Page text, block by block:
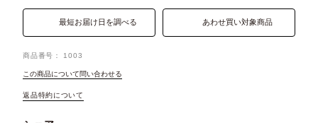
最短お届け日を調べる あわせ買い対象商品
商品番号 1003
この商品について問い合わせる
返品特約について